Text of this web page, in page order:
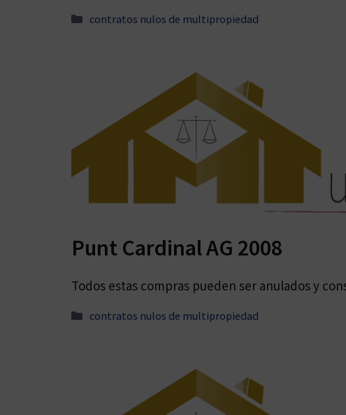
Categorías
contratos nulos de multipropiedad
Punt Cardinal AG 2008
Todos estas compras pueden ser anulados y
Categorías
contratos nulos de multipropiedad